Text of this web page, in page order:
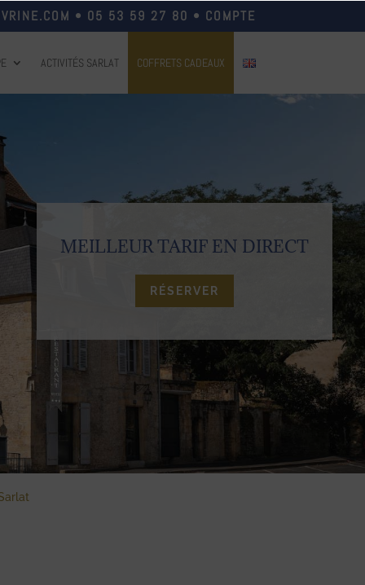
• 05 53 59 27 80 • COMPTE
ACTIVITÉS SARLAT COFFRETS CADEAUX
MEILLEUR TARIF EN DIRECT
RÉSERVER